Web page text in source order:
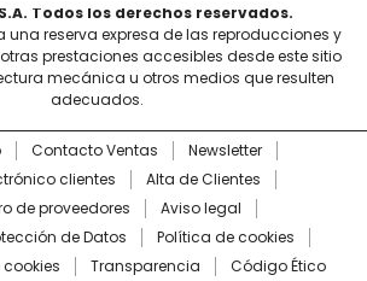
S.A. Todos los derechos reservados.
una reserva expresa de las reproducciones y
prestaciones accesibles desde este sitio
mecánica u otros medios que resulten
adecuados.
Contacto Ventas
Newsletter
clientes
Alta de Clientes
de proveedores
Aviso legal
de Datos
Política de cookies
Transparencia Código Ético